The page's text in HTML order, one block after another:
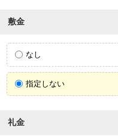
敷金
なし
指定しない
礼金